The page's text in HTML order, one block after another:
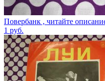
Повербанк , читайте
1 руб.